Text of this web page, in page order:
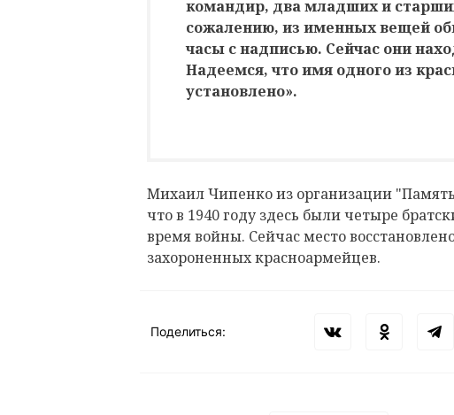
командир, два младших и
сожалению, из именных вещей
часы с надписью. Сейчас они
Надеемся, что имя одного из
установлено».
Михаил Чипенко из организации
что в 1940 году здесь были четыре
время войны. Сейчас место
захороненных красноармейцев.
Поделиться: